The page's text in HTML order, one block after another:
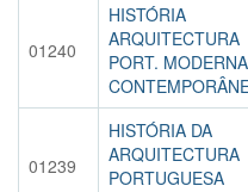
01240
HISTÓRIA
ARQUITECTURA
PORT. MODERNA
01239
HISTÓRIA DA
ARQUITECTURA
PORTUGUESA